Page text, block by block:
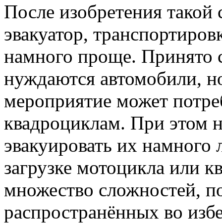
После изобретения
эвакуатор,
намного проще. Принято
нуждаются автомобили,
мероприятие может
квадроциклам. При этом
эвакуировать их намного
загрузке мотоцикла или
множество сложностей,
распространённых во